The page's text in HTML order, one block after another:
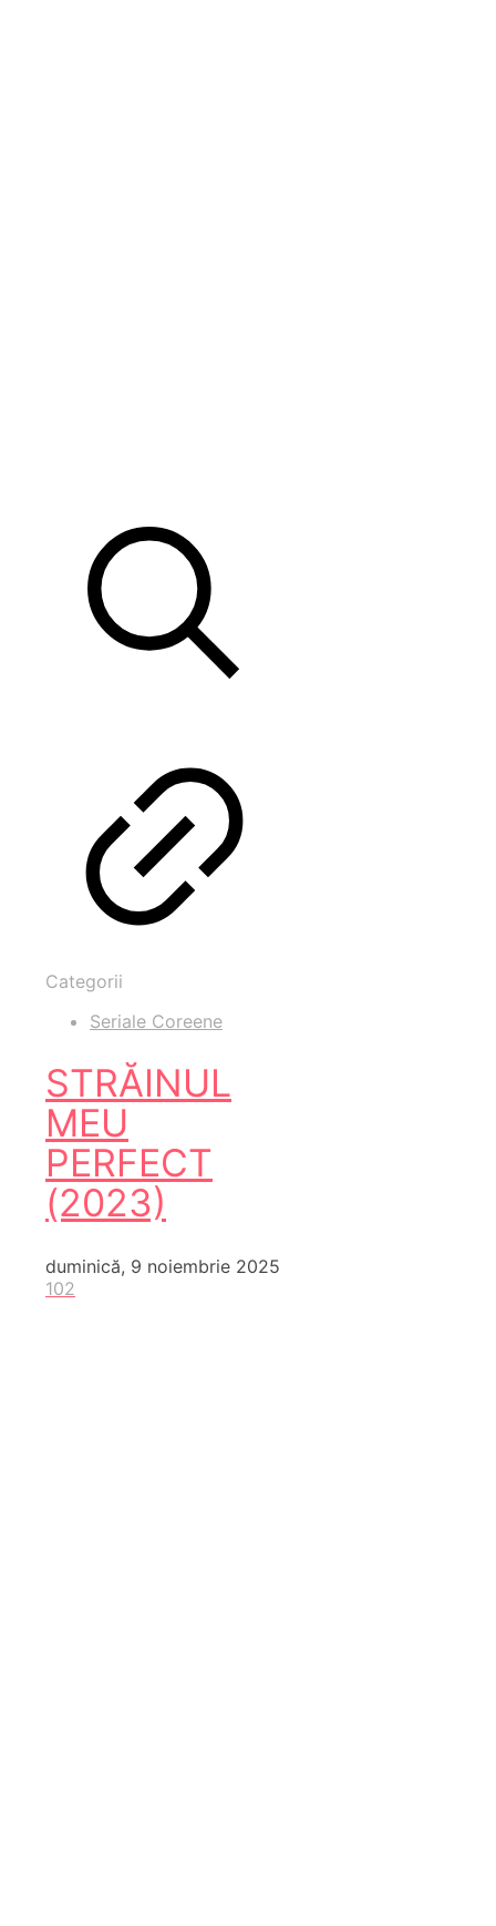
Categorii
Seriale Coreene
STRĂINUL
MEU
PERFECT
(2023)
duminică, 9 noiembrie 2025
102